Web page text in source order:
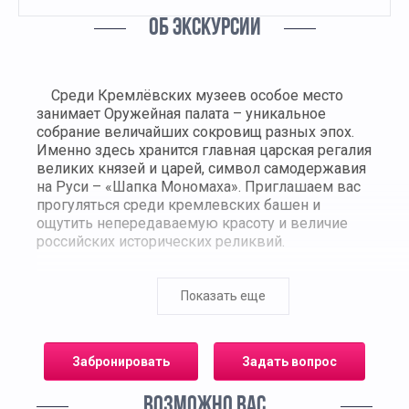
ОБ ЭКСКУРСИИ
Среди Кремлёвских музеев особое место
занимает Оружейная палата – уникальное
собрание величайших сокровищ разных эпох.
Именно здесь хранится главная царская регалия
великих князей и царей, символ самодержавия
на Руси – «Шапка Мономаха». Приглашаем вас
прогуляться среди кремлевских башен и
ощутить непередаваемую красоту и величие
российских исторических реликвий.
вы посмотрите все храмы и соборы Кремля,
тайна российской культурной
сокровищницы. Исторические корни
Показать еще
Забронировать Задать вопрос